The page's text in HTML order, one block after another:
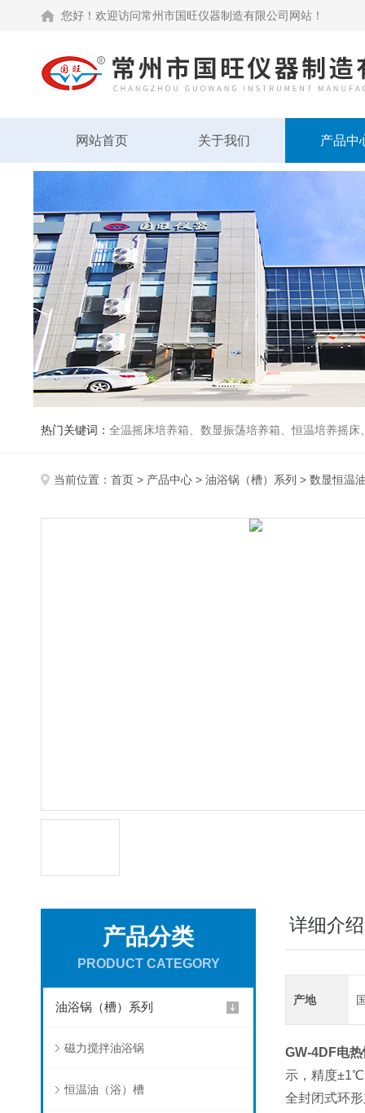
您好！欢迎访问常州市国旺仪器制造有限公司网站！
网站首页 关于我们 产品中
热门关键词： 全温摇床培养箱、数显振荡培养箱、恒温培养摇
当前位置： 首页 > 产品中心 > 油浴锅（槽）系列 > 数显恒温
产品分类
PRODUCT CATEGORY
油浴锅（槽）系列
磁力搅拌油浴锅
恒温油（浴）槽
详细介绍
产地
GW-4DF电
示，精度±1℃
全封闭式环